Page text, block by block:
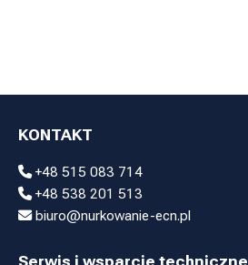
KONTAKT
+48 515 083 714
+48 538 201 513
biuro@nurkowanie-ecn.pl
Serwis i wsparcie techniczne